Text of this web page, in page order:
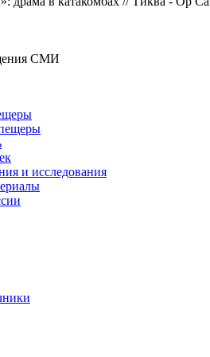
СМИ
и исследования